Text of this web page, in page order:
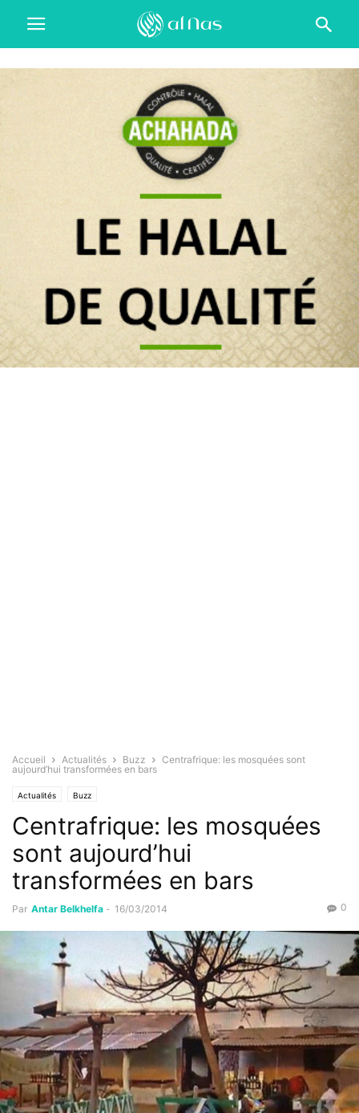
Accueil Actualités Buzz
Centrafrique: les mosquées sont
aujourd’hui transformées en bars
Actualités Buzz
Centrafrique: les mosquées
sont aujourd’hui
transformées en bars
Par Antar Belkhelfa - 16/03/2014 0